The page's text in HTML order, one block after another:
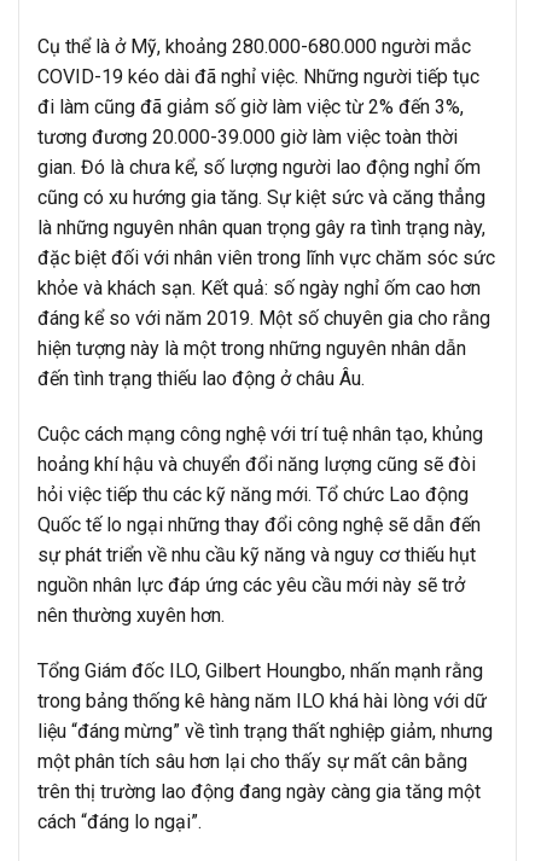
Cụ thể là ở Mỹ, khoảng 280.000-680.000 người mắc
COVID-19 kéo dài đã nghỉ việc. Những người tiếp tục
đi làm cũng đã giảm số giờ làm việc từ 2% đến 3%,
tương đương 20.000-39.000 giờ làm việc toàn thời
gian. Đó là chưa kể, số lượng người lao động nghỉ ốm
cũng có xu hướng gia tăng. Sự kiệt sức và căng thẳng
là những nguyên nhân quan trọng gây ra tình trạng này,
đặc biệt đối với nhân viên trong lĩnh vực chăm sóc sức
khỏe và khách sạn. Kết quả: số ngày nghỉ ốm cao hơn
đáng kể so với năm 2019. Một số chuyên gia cho rằng
hiện tượng này là một trong những nguyên nhân dẫn
đến tình trạng thiếu lao động ở châu Âu.
Cuộc cách mạng công nghệ với trí tuệ nhân tạo, khủng
hoảng khí hậu và chuyển đổi năng lượng cũng sẽ đòi
hỏi việc tiếp thu các kỹ năng mới. Tổ chức Lao động
Quốc tế lo ngại những thay đổi công nghệ sẽ dẫn đến
sự phát triển về nhu cầu kỹ năng và nguy cơ thiếu hụt
nguồn nhân lực đáp ứng các yêu cầu mới này sẽ trở
nên thường xuyên hơn.
Tổng Giám đốc ILO, Gilbert Houngbo, nhấn mạnh rằng
trong bảng thống kê hàng năm ILO khá hài lòng với dữ
liệu “đáng mừng” về tình trạng thất nghiệp giảm, nhưng
một phân tích sâu hơn lại cho thấy sự mất cân bằng
trên thị trường lao động đang ngày càng gia tăng một
cách “đáng lo ngại”.